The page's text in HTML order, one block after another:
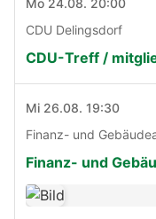
Mo 24.08. 20:00
CDU Delingsdorf
CDU-Treff /
Mi 26.08. 19:30
Finanz- und
Finanz- und